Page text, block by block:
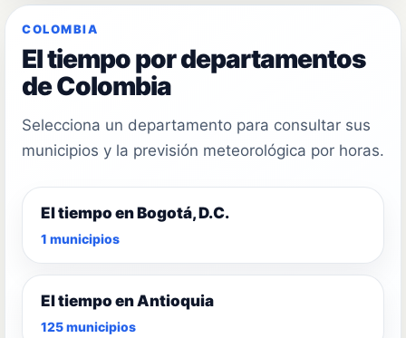
COLOMBIA
El tiempo por departamentos
de Colombia
Selecciona un departamento para consultar sus
municipios y la previsión meteorológica por horas.
El tiempo en Bogotá, D.C.
1 municipios
El tiempo en Antioquia
125 municipios